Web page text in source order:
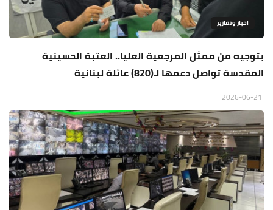
اخبار وتقارير
بتوجيه من ممثل المرجعية العليا.. العتبة الحسينية
المقدسة تواصل دعمها لـ(820) عائلة لبنانية